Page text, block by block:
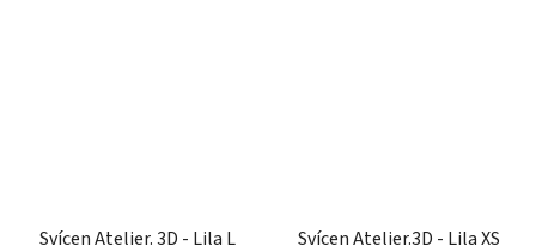
Svícen Atelier. 3D - Lila L
Svícen Atelier.3D - Lila XS